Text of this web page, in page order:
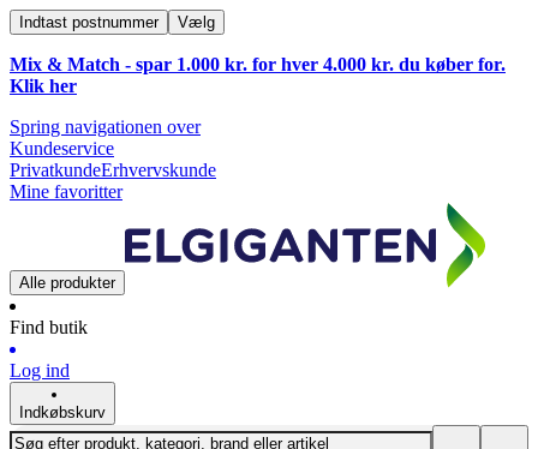
Indtast postnummer Vælg
Mix & Match - spar 1.000 kr. for hver 4.000 kr. du køber for.
Klik her
Spring navigationen over
Kundeservice
PrivatkundeErhvervskunde
Mine favoritter
Alle produkter
Find butik
Log ind
Indkøbskurv